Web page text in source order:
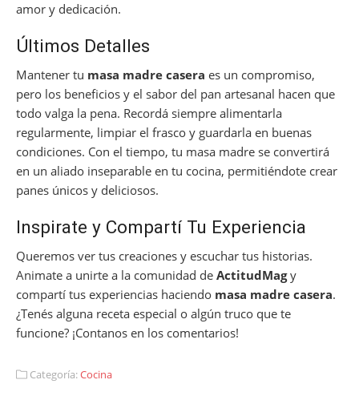
amor y dedicación.
Últimos Detalles
Mantener tu masa madre casera es un compromiso,
pero los beneficios y el sabor del pan artesanal hacen que
todo valga la pena. Recordá siempre alimentarla
regularmente, limpiar el frasco y guardarla en buenas
condiciones. Con el tiempo, tu masa madre se convertirá
en un aliado inseparable en tu cocina, permitiéndote crear
panes únicos y deliciosos.
Inspirate y Compartí Tu Experiencia
Queremos ver tus creaciones y escuchar tus historias.
Animate a unirte a la comunidad de ActitudMagy
compartí tus experiencias haciendo masa madre casera.
¿Tenés alguna receta especial o algún truco que te
funcione? ¡Contanos en los comentarios!
Categoría:Cocina